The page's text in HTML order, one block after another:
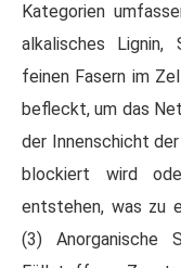
Kategorien
alkalisches Lignin,
feinen Fasern im
befleckt, um das
der Innenschicht
blockiert wird
entstehen, was zu
(3) Anorganische